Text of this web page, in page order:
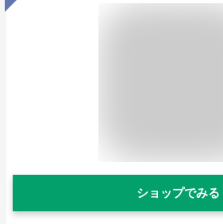
ショップでみる